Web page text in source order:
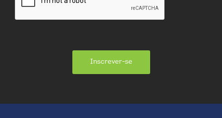
Inscrever-se